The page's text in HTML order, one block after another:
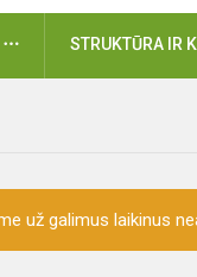
DAUGIAUSTRUKTŪRA IR
už galimus laikinus